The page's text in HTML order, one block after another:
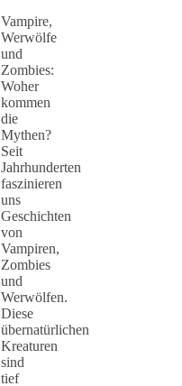
Vampire,
Werwölfe
und
Zombies:
Woher
kommen
die
Mythen?
Seit
Jahrhunderten
faszinieren
uns
Geschichten
von
Vampiren,
Zombies
und
Werwölfen.
Diese
übernatürlichen
Kreaturen
sind
tief